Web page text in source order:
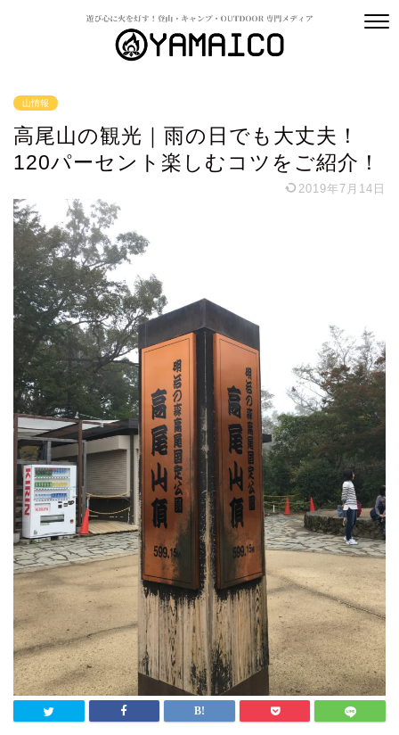
山情報
高尾山の観光｜雨の日でも大丈夫！
120パーセント楽しむコツをご紹介！
2019年7月14日